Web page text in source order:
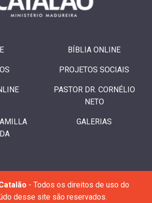
BÍBLIA ONLINE
PROJETOS SOCIAIS
PASTOR DR. CORNÉLIO
NETO
GALERIAS
- Todos os direitos de uso do
desse site são reservados.